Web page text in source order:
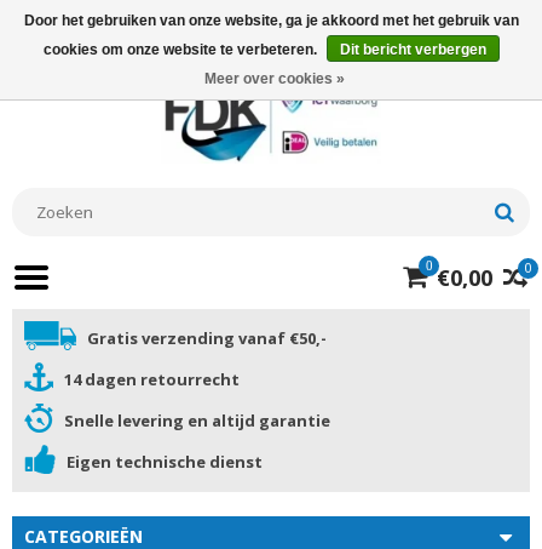
0
0 €0,00
Gratis verzending vanaf €50,-
14 dagen retourrecht
Snelle levering en altijd garantie
Eigen technische dienst
CATEGORIEËN
Door het gebruiken van onze website, ga je akkoord met het gebruik van
cookies om onze website te verbeteren.
Dit bericht verbergen
Meer over cookies »